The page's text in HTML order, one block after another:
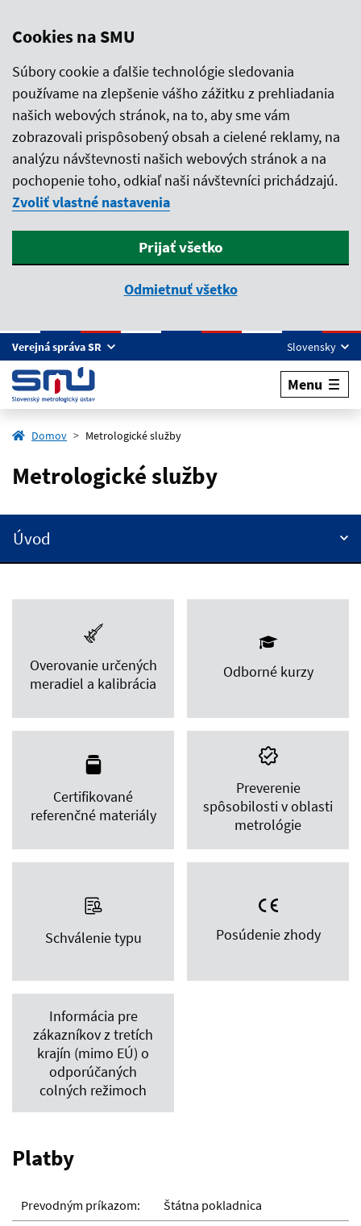
Preskočiť na hlavný obsah
Verejná správa SR Slovensky
Menu
Domov Metrologické služby
Metrologické služby
Úvod
Overovanie určených
meradiel a kalibrácia
Odborné kurzy
Certifikované
referenčné materiály
Preverenie
spôsobilosti v oblasti
metrológie
Schválenie typu Posúdenie zhody
Informácia pre
zákazníkov z tretích
krajín (mimo EÚ) o
odporúčaných
colných režimoch
Platby
Prevodným príkazom:
Štátna pokladnica
Cookies na SMU
Súbory cookie a ďalšie technológie sledovania
používame na zlepšenie vášho zážitku z prehliadania
našich webových stránok, na to, aby sme vám
zobrazovali prispôsobený obsah a cielené reklamy, na
analýzu návštevnosti našich webových stránok a na
pochopenie toho, odkiaľ naši návštevníci prichádzajú.
Zvoliť vlastné nastavenia
Prijať všetko
Odmietnuť všetko